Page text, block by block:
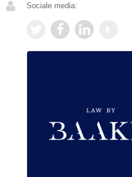
Sociale media: